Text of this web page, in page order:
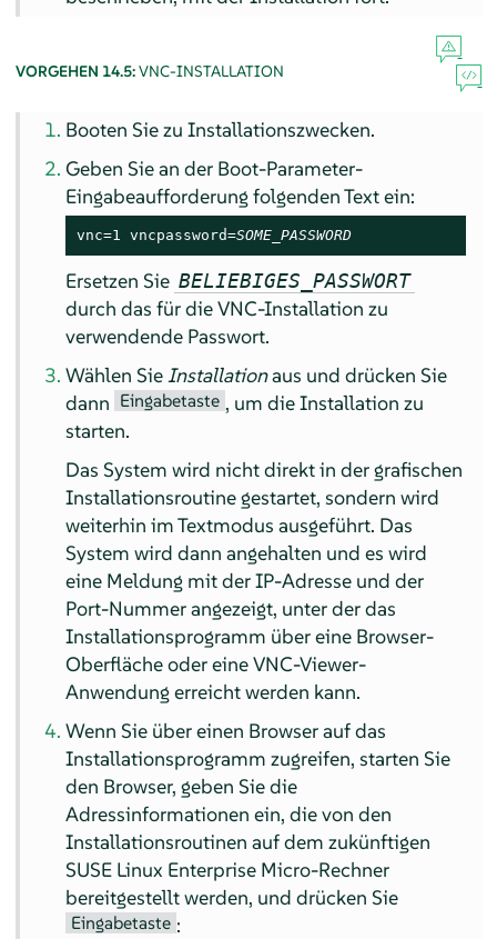
VORGEHEN 14.5:VNC-INSTALLATION
Booten Sie zu Installationszwecken.
Geben Sie an der Boot-Parameter-
Eingabeaufforderung folgenden Text ein:
vnc=1 vncpassword=SOME_PASSWORD
Ersetzen Sie BELIEBIGES_PASSWORT
durch das für die VNC-Installation zu
verwendende Passwort.
Wählen SieInstallationaus und drücken Sie
dann Eingabetaste , um die Installation zu
starten.
Das System wird nicht direkt in der grafischen
Installationsroutine gestartet, sondern wird
weiterhin im Textmodus ausgeführt. Das
System wird dann angehalten und es wird
eine Meldung mit der IP-Adresse und der
Port-Nummer angezeigt, unter der das
Installationsprogramm über eine Browser-
Oberfläche oder eine VNC-Viewer-
Anwendung erreicht werden kann.
Wenn Sie über einen Browser auf das
Installationsprogramm zugreifen, starten Sie
den Browser, geben Sie die
Adressinformationen ein, die von den
Installationsroutinen auf dem zukünftigen
SUSE Linux Enterprise Micro-Rechner
bereitgestellt werden, und drücken Sie
Eingabetaste :